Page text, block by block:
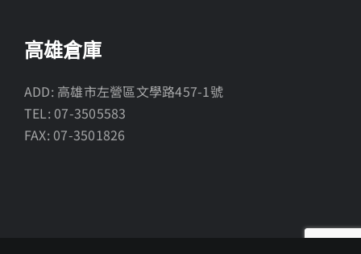
高雄倉庫
ADD: 高雄市左營區文學路457-1號
TEL: 07-3505583
FAX: 07-3501826